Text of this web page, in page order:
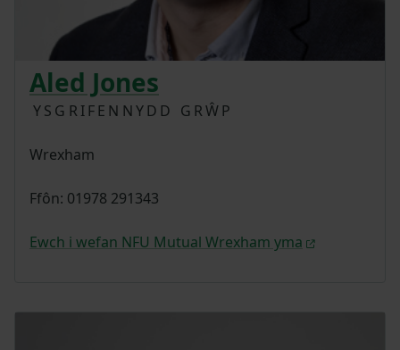
Aled Jones
YSGRIFENNYDD GRŴP
Wrexham
Ffôn: 01978 291343
Ewch i wefan NFU Mutual Wrexham yma